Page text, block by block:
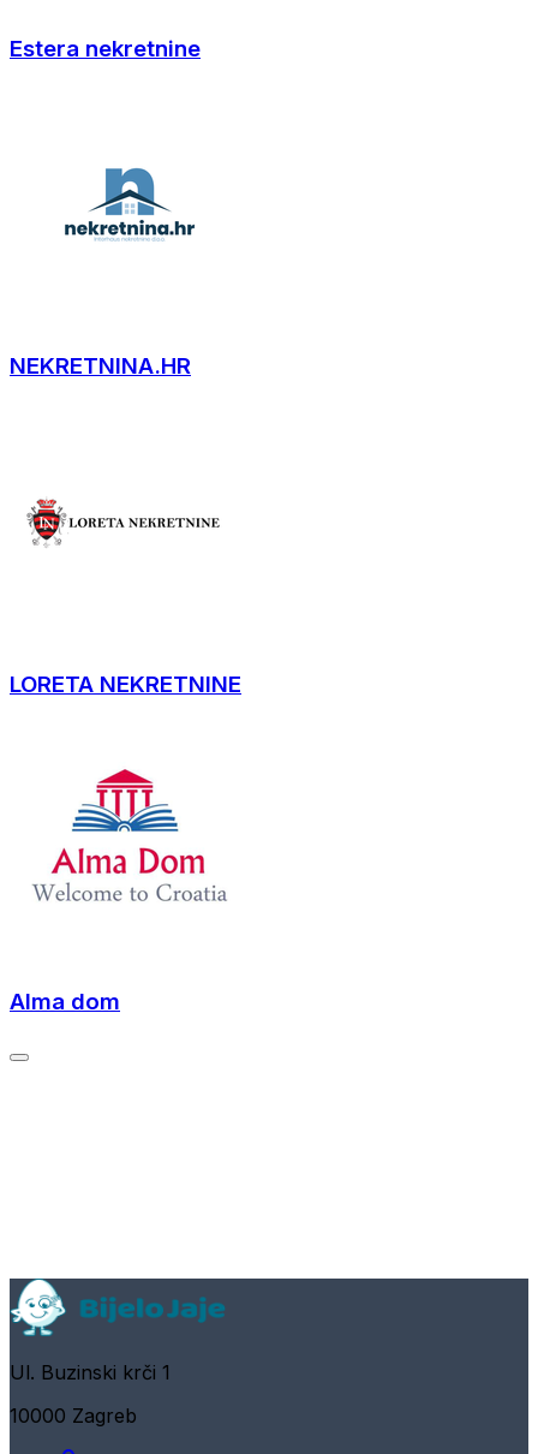
Estera nekretnine
NEKRETNINA.HR
LORETA NEKRETNINE
Alma dom
Ul. Buzinski krči 1
10000 Zagreb